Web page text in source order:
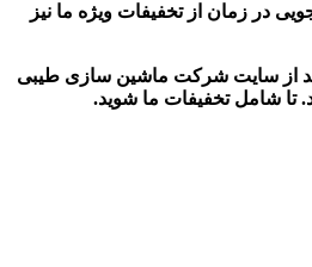
در زمان از تخفیفات ویژه ما نیز
از سایت شرکت ماشین سازی طیبی
تا شامل تخفیفات ما شوید.